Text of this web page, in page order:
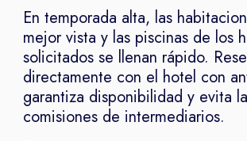
En temporada alta, las
mejor vista y las piscinas de los
solicitados se llenan rápido.
directamente con el hotel con
garantiza disponibilidad y evita
comisiones de intermediarios.